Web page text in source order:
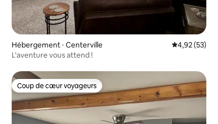
Hébergement ⋅ Centerville Évaluation
4,92 (53)
L'aventure vous attend !
Coup de cœur voyageurs
Coup de cœur voyageurs